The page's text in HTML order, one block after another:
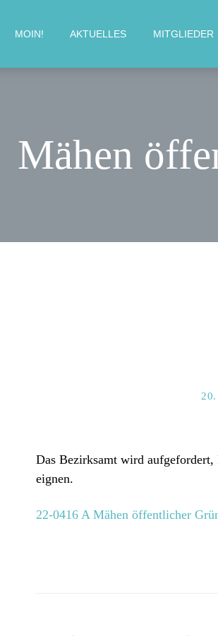
MOIN! AKTUELLES MITGLIEDER
Mähen
Das Bezirksamt wird
eignen.
22-0416 A Mähen öffentlicher